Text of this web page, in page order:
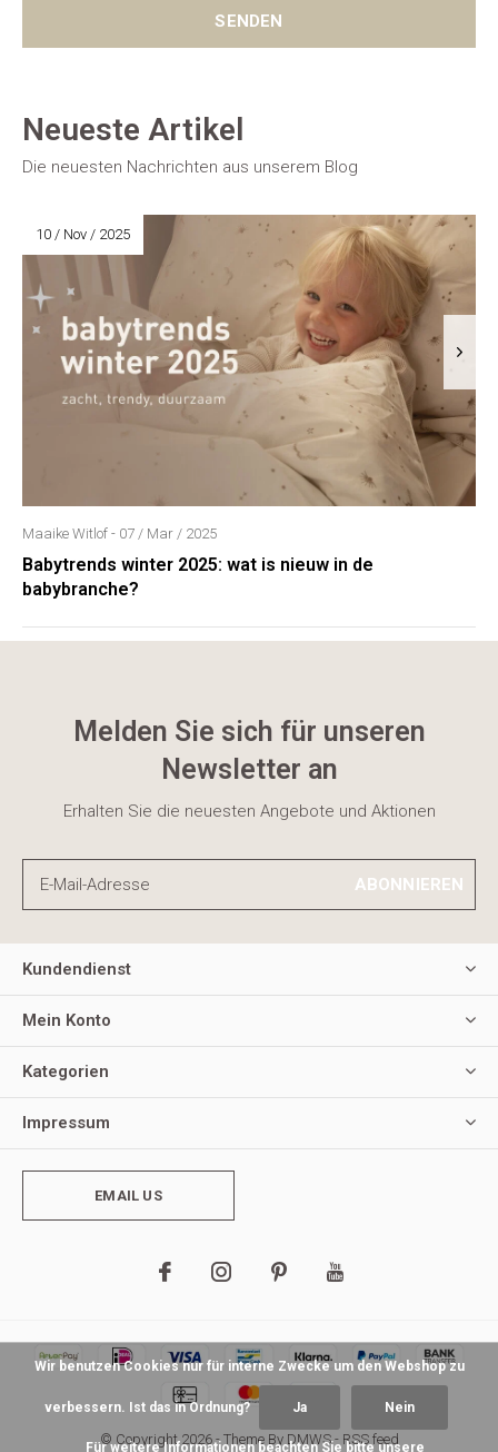
SENDEN
Neueste Artikel
Die neuesten Nachrichten aus unserem Blog
10 / Nov / 2025
Maaike Witlof - 07 / Mar / 2025
Babytrends winter 2025: wat is nieuw in de
babybranche?
Melden Sie sich für unseren
Newsletter an
Erhalten Sie die neuesten Angebote und Aktionen
ABONNIEREN
Kundendienst
Mein Konto
Kategorien
Impressum
EMAIL US
© Copyright2026- Theme By DMWS- RSS feed
Wir benutzen Cookies nur für interne Zwecke um den Webshop zu
verbessern. Ist das in Ordnung? Ja Nein
Für weitere Informationen beachten Sie bitte unsere